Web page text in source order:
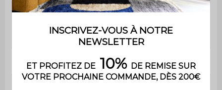
Montage
Le produit est livré en kit à
monter soi-même. Une notice
est fournie
2x Fauteuil L 57 x P 59 x H 84,5cm (6kg)